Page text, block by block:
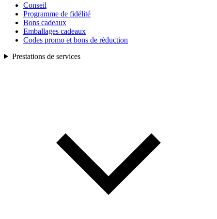
Conseil
Programme de fidélité
Bons cadeaux
Emballages cadeaux
Codes promo et bons de réduction
Prestations de services